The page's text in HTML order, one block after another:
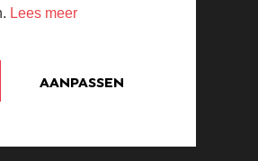
Lees meer
AANPASSEN